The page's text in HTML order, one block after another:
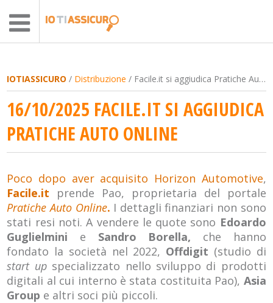
IOTIASSICURO / Distribuzione / Facile.it si aggiudica Pratiche Auto Online
16/10/2025 FACILE.IT SI AGGIUDICA
PRATICHE AUTO ONLINE
Poco dopo aver acquisito Horizon Automotive,
Facile.it prende Pao, proprietaria del portale
Pratiche Auto Online. I dettagli finanziari non sono
stati resi noti. A vendere le quote sono Edoardo
Guglielmini e Sandro Borella, che hanno
fondato la società nel 2022, Offdigit (studio di
start upspecializzato nello sviluppo di prodotti
digitali al cui interno è stata costituita Pao), Asia
Group e altri soci più piccoli.